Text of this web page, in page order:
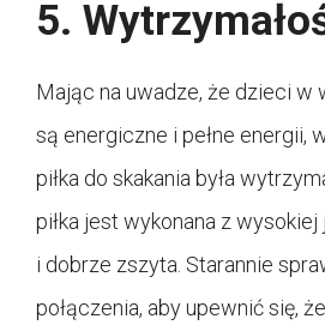
5.
Mając na uwadze, że dzieci w
są energiczne i pełne energii,
piłka do skakania była
piłka jest wykonana z
i dobrze zszyta. Starannie
połączenia, aby upewnić się,